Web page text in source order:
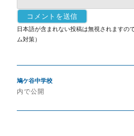
日本語が含まれない投稿は無視されますの
ム対策）
稿
鳩ケ谷中学校
内で公開